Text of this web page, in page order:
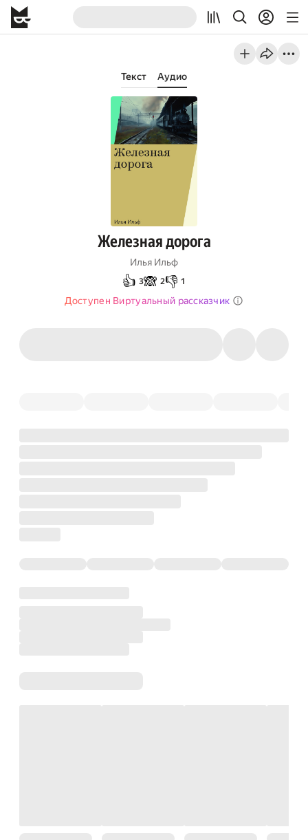
Текст Аудио
Железная дорога
Илья Ильф
👍 3🙈 2👎 1
Доступен Виртуальный рассказчик